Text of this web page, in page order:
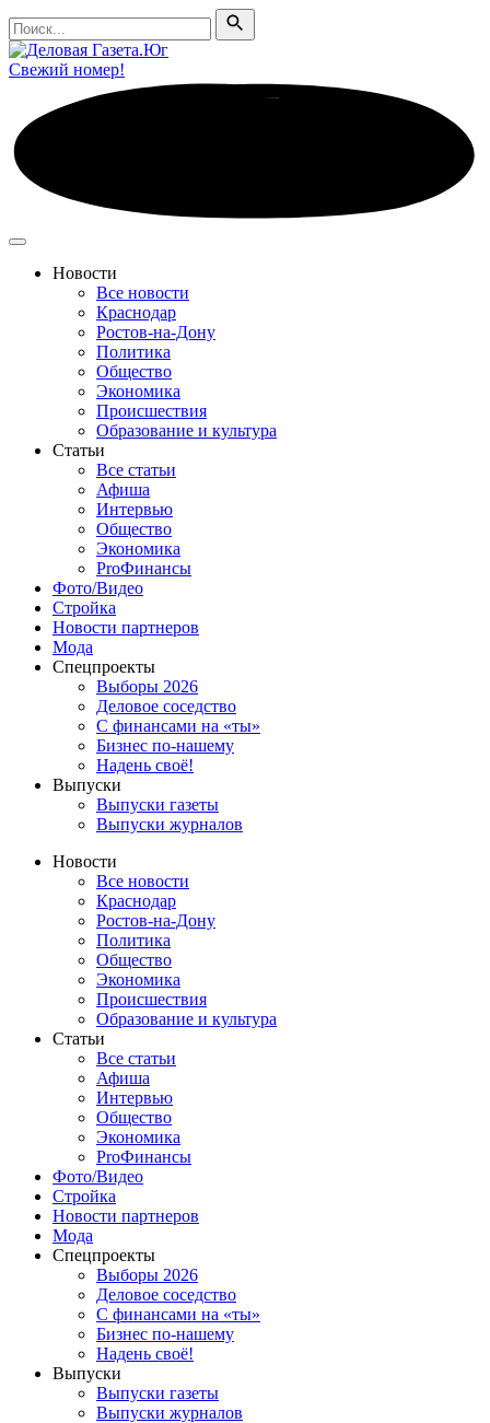
Поиск
Поиск
Свежий номер!
Новости
Все новости
Краснодар
Ростов-на-Дону
Политика
Общество
Экономика
Происшествия
Образование и культура
Статьи
Все статьи
Афиша
Интервью
Общество
Экономика
ProФинансы
Фото/Видео
Стройка
Новости партнеров
Мода
Спецпроекты
Выборы 2026
Деловое соседство
С финансами на «ты»
Бизнес по-нашему
Надень своё!
Выпуски
Выпуски газеты
Выпуски журналов
Новости
Все новости
Краснодар
Ростов-на-Дону
Политика
Общество
Экономика
Происшествия
Образование и культура
Статьи
Все статьи
Афиша
Интервью
Общество
Экономика
ProФинансы
Фото/Видео
Стройка
Новости партнеров
Мода
Спецпроекты
Выборы 2026
Деловое соседство
С финансами на «ты»
Бизнес по-нашему
Надень своё!
Выпуски
Выпуски газеты
Выпуски журналов